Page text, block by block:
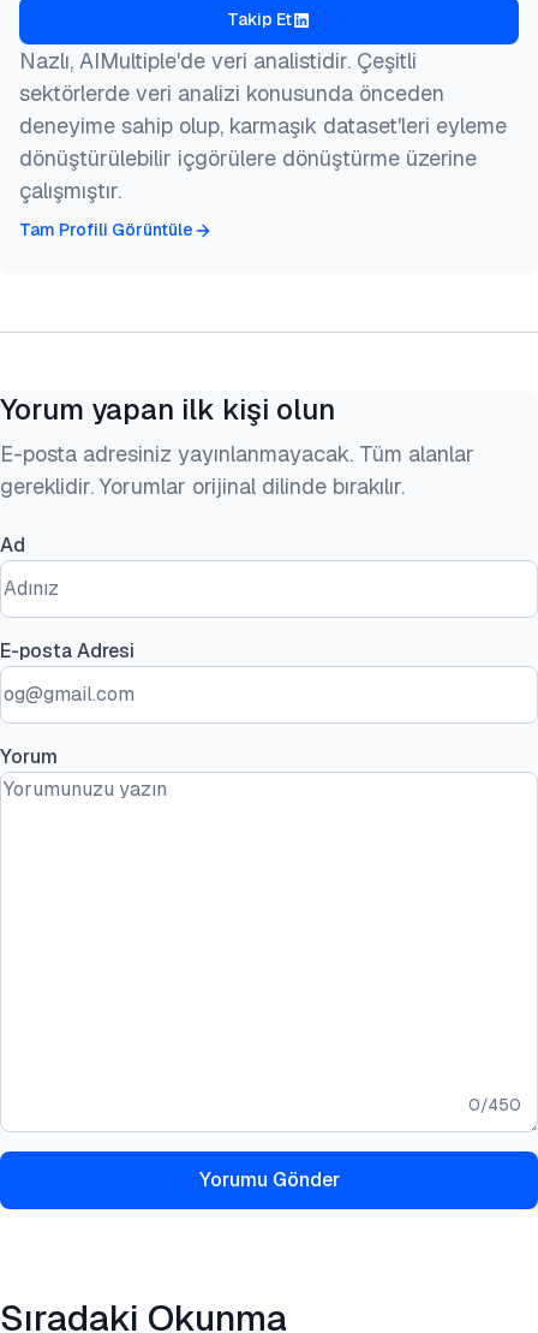
Takip Et
Nazlı, AIMultiple'de veri analistidir. Çeşitli
sektörlerde veri analizi konusunda önceden
deneyime sahip olup, karmaşık dataset'leri eyleme
dönüştürülebilir içgörülere dönüştürme üzerine
çalışmıştır.
Tam Profili Görüntüle
Yorum yapan ilk kişi olun
E-posta adresiniz yayınlanmayacak. Tüm alanlar
gereklidir. Yorumlar orijinal dilinde bırakılır.
Ad
E-posta Adresi
Yorum
0/450
Yorumu Gönder
Sıradaki Okunma